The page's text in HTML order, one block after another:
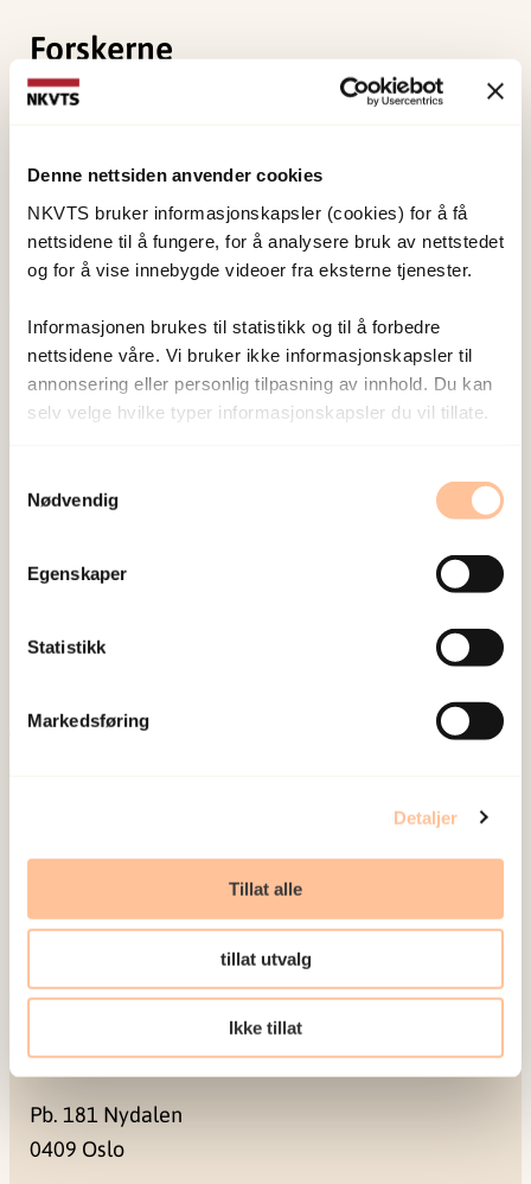
Denne nettsiden anvender cookies
NKVTS bruker informasjonskapsler (cookies) for å få
nettsidene til å fungere, for å analysere bruk av nettstedet
og for å vise innebygde videoer fra eksterne tjenester.
Informasjonen brukes til statistikk og til å forbedre
nettsidene våre. Vi bruker ikke informasjonskapsler til
annonsering eller personlig tilpasning av innhold. Du kan
selv velge hvilke typer informasjonskapsler du vil tillate.
Nødvendig
Egenskaper
Statistikk
Markedsføring
Detaljer
Tillat alle
tillat utvalg
Ikke tillat
Forskerne
Vis profil
Publisert:19. mars 2026
Sist redigert:7. august 2026
om vold og traumatisk stress. Formålet er å bidra
sosiale konsekvensene som vold og traumatisk
Publikasjoner
Seminarer og arrangementer
Meld deg på vårt nyhetsbrev
Postadresse
Pb. 181 Nydalen
0409 Oslo